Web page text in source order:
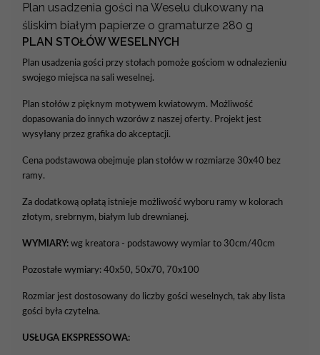
Plan usadzenia gości na Weselu dukowany na
śliskim białym papierze o gramaturze 280 g
PLAN STOŁÓW WESELNYCH
Plan usadzenia gości przy stołach pomoże gościom w odnalezieniu
swojego miejsca na sali weselnej.
Plan stołów z pięknym motywem kwiatowym. Możliwość
dopasowania do innych wzorów z naszej oferty. Projekt jest
wysyłany przez grafika do akceptacji.
Cena podstawowa obejmuje plan stołów w rozmiarze 30x40 bez
ramy.
Za dodatkową opłatą istnieje możliwość wyboru ramy w kolorach
złotym, srebrnym, białym lub drewnianej.
WYMIARY: wg kreatora - podstawowy wymiar to 30cm/40cm
Pozostałe wymiary: 40x50, 50x70, 70x100
Rozmiar jest dostosowany do liczby gości weselnych, tak aby lista
gości była czytelna.
USŁUGA EKSPRESSOWA: